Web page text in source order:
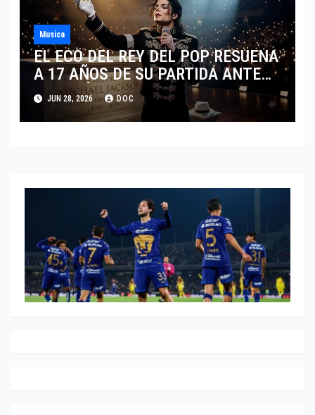
Musica
EL ECO DEL REY DEL POP RESUENA
A 17 AÑOS DE SU PARTIDA ANTE
EL FENÓMENO DE SU BIOPIC EN
2026
JUN 28, 2026 DOC